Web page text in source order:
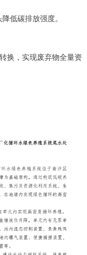
低碳排放强度。
换，实现废弃物全量资